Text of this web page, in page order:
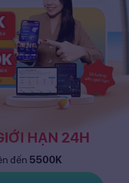
HẠN 24H
đến 5500K